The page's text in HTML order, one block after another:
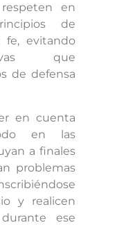
en
de
fe, evitando
que
de defensa
en cuenta
en las
a finales
problemas
y realicen
ese